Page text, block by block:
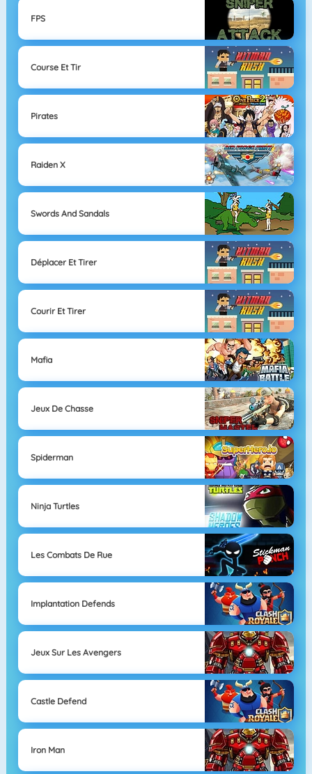
FPS
Course Et Tir
Pirates
Raiden X
Swords And Sandals
Déplacer Et Tirer
Courir Et Tirer
Mafia
Jeux De Chasse
Spiderman
Ninja Turtles
Les Combats De Rue
Implantation Defends
Jeux Sur Les Avengers
Castle Defend
Iron Man